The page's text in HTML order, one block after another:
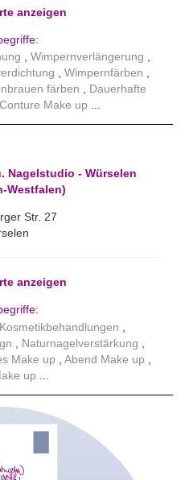
anzeigen
Wimpernverlängerung
Wimpernfärben
färben
Dauerhafte
Conture Make up
Nagelstudio - Würselen
Westfalen)
Str. 27
anzeigen
Kosmetikbehandlungen
Naturnagelverstärkung
Make up
Abend Make up
up